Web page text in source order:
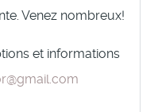
Venez nombreux!
et informations